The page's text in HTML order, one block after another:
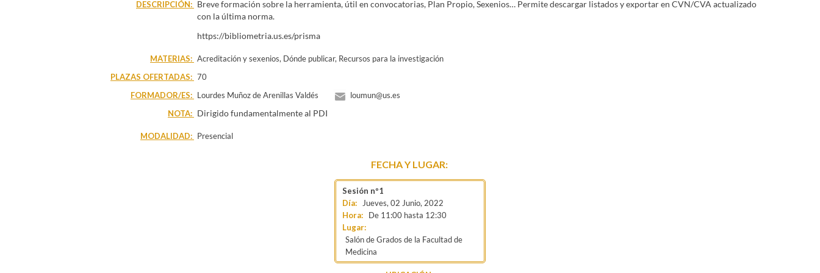
DESCRIPCIÓN: Breve formación sobre la herramienta, útil en convocatorias, Plan Propio, Sexenios… Permite descargar listados y exportar en CVN/CVA actualizado
con la última norma.
https://bibliometria.us.es/prisma
MATERIAS: Acreditación y sexenios, Dónde publicar, Recursos para la investigación
PLAZAS OFERTADAS: 70
FORMADOR/ES: Lourdes Muñoz de Arenillas Valdés
loumun@us.es
NOTA: Dirigido fundamentalmente al PDI
MODALIDAD: Presencial
FECHA Y LUGAR:
Jueves, 02 Junio, 2022
De 11:00 hasta 12:30
Lugar:
Salón de Grados de la Facultad de
Medicina